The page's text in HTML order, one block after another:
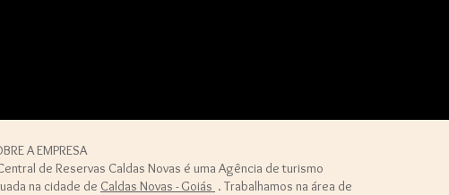
A EMPRESA
de Reservas Caldas Novas é uma Agência de turismo
na cidade de Caldas Novas - Goiás . Trabalhamos na área de